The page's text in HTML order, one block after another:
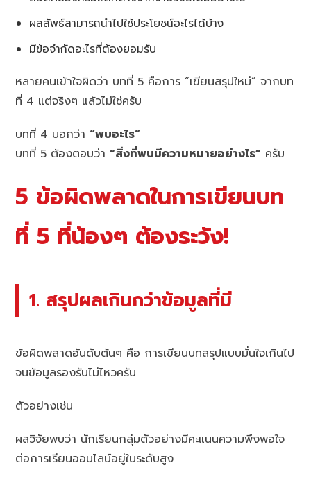
ผลลัพธ์สามารถนำไปใช้ประโยชน์อะไรได้บ้าง
มีข้อจำกัดอะไรที่ต้องยอมรับ
หลายคนเข้าใจผิดว่า บทที่ 5 คือการ “เขียนสรุปใหม่” จากบท
ที่ 4 แต่จริงๆ แล้วไม่ใช่ครับ
บทที่ 4 บอกว่า“พบอะไร”
บทที่ 5 ต้องตอบว่า“สิ่งที่พบมีความหมายอย่างไร” ครับ
5 ข้อผิดพลาดในการเขียนบท
ที่ 5 ที่น้องๆ ต้องระวัง!
1. สรุปผลเกินกว่าข้อมูลที่มี
ข้อผิดพลาดอันดับต้นๆ คือ การเขียนบทสรุปแบบมั่นใจเกินไป
จนข้อมูลรองรับไม่ไหวครับ
ตัวอย่างเช่น
ผลวิจัยพบว่า นักเรียนกลุ่มตัวอย่างมีคะแนนความพึงพอใจ
ต่อการเรียนออนไลน์อยู่ในระดับสูง